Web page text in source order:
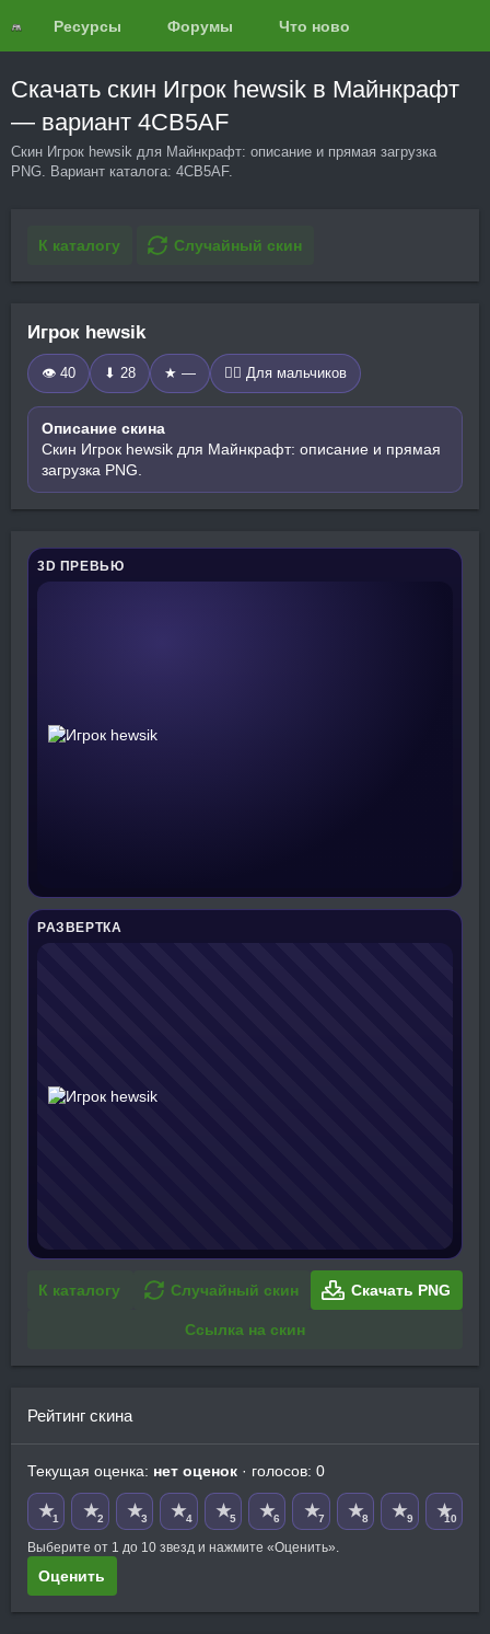
Ресурсы Форумы Что нового?
Скачать скин Игрок hewsik в Майнкрафт
— вариант 4CB5AF
Скин Игрок hewsik для Майнкрафт: описание и прямая загрузка
PNG. Вариант каталога: 4CB5AF.
К каталогу Случайный скин
Игрок hewsik
👁 40 ⬇ 28 ★ — 🧍‍♂️ Для мальчиков
Описание скина
Скин Игрок hewsik для Майнкрафт: описание и прямая
загрузка PNG.
3D ПРЕВЬЮ
РАЗВЕРТКА
К каталогу Случайный скин Скачать PNG
Ссылка на скин
Рейтинг скина
Текущая оценка: нет оценок · голосов: 0
★1 ★2 ★3 ★4 ★5 ★6 ★7 ★8 ★9 ★10
Выберите от 1 до 10 звезд и нажмите «Оценить».
Оценить